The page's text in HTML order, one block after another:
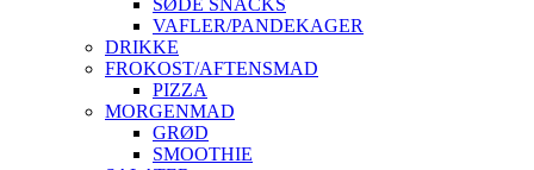
VAFLER/PANDEKAGER
DRIKKE
FROKOST/AFTENSMAD
PIZZA
MORGENMAD
GRØD
SMOOTHIE